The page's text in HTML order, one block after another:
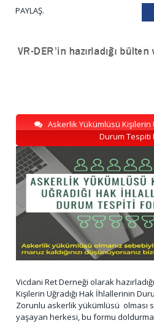
PAYLAŞ.
Askerlik Yükümlüsü Kişilerin
Durum Tespiti
Vicdani Ret Derneği olarak
Kişilerin Uğradığı Hak İhlallerinin
Zorunlu askerlik yükümlüsü olması
yaşayan herkesi, bu formu